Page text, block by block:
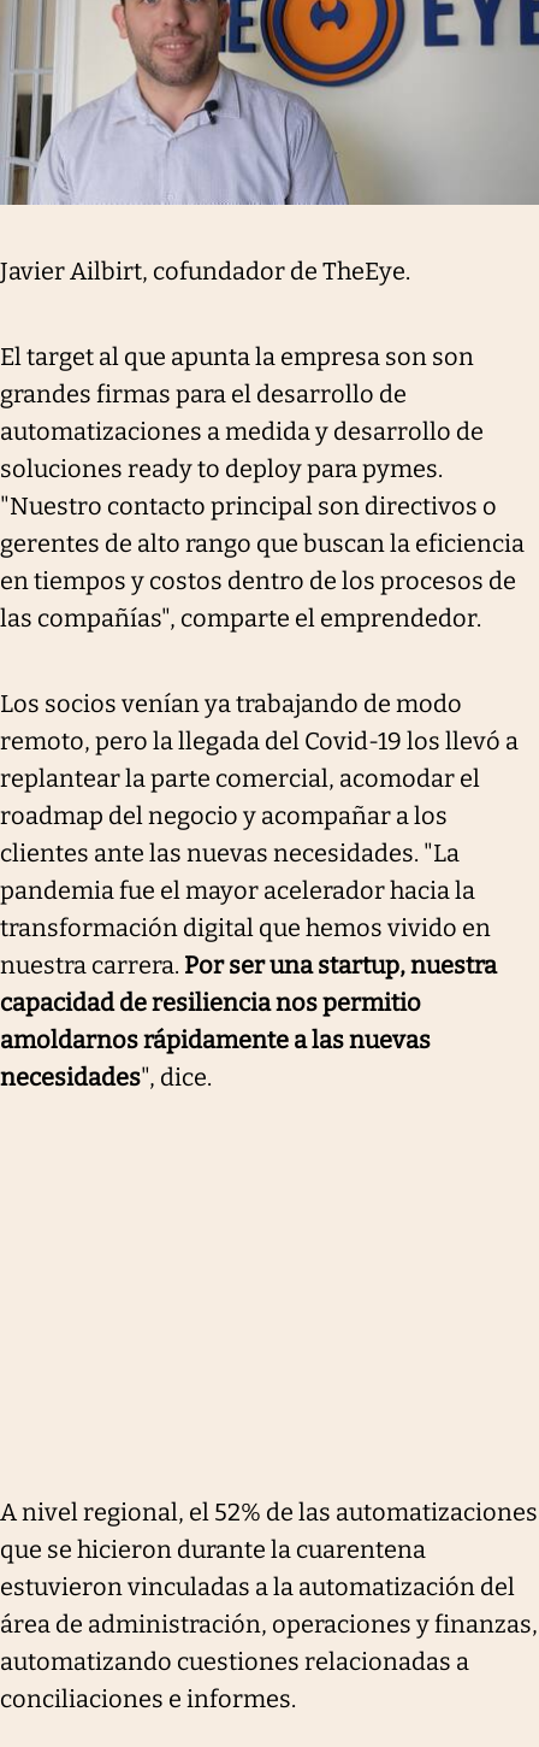
Javier Ailbirt, cofundador de TheEye.
El target al que apunta la empresa son son
grandes firmas para el desarrollo de
automatizaciones a medida y desarrollo de
soluciones ready to deploy para pymes.
"Nuestro contacto principal son directivos o
gerentes de alto rango que buscan la eficiencia
en tiempos y costos dentro de los procesos de
las compañías", comparte el emprendedor.
Los socios venían ya trabajando de modo
remoto, pero la llegada del Covid-19 los llevó a
replantear la parte comercial, acomodar el
roadmap del negocio y acompañar a los
clientes ante las nuevas necesidades. "La
pandemia fue el mayor acelerador hacia la
transformación digital que hemos vivido en
nuestra carrera. Por ser una startup, nuestra
capacidad de resiliencia nos permitio
amoldarnos rápidamente a las nuevas
necesidades", dice.
A nivel regional, el 52% de las automatizaciones
que se hicieron durante la cuarentena
estuvieron vinculadas a la automatización del
área de administración, operaciones y finanzas,
automatizando cuestiones relacionadas a
conciliaciones e informes.